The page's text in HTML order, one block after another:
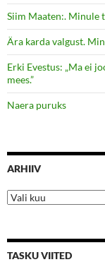
Siim Maaten:. Minule
Ära karda valgust.
Erki Evestus: „Ma ei
mees.”
Naera puruks
ARHIIV
Arhiiv
TASKU VIITED